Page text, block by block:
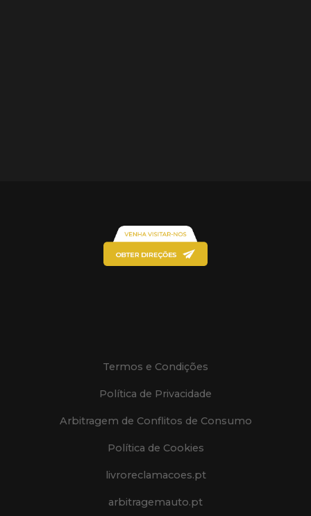
Termos e Condições
Política de Privacidade
Arbitragem de Conflitos de Consumo
Política de Cookies
livroreclamacoes.pt
arbitragemauto.pt